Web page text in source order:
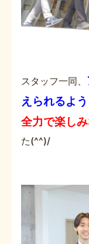
スタッフ一同、
えられるよう
全力で楽し
た(^^)/